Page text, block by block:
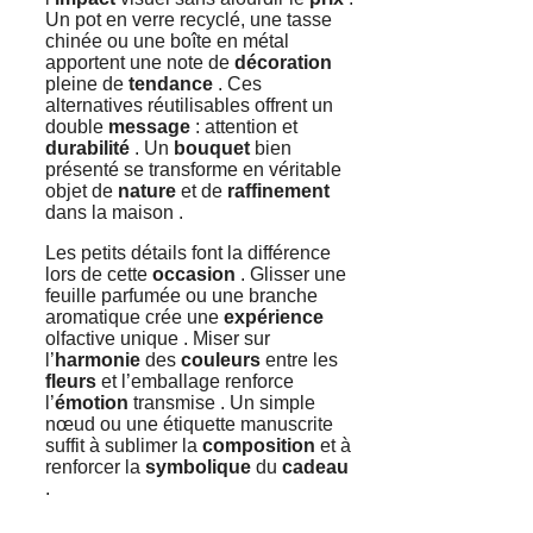
Un pot en verre recyclé, une tasse
chinée ou une boîte en métal
apportent une note de décoration
pleine de tendance . Ces
alternatives réutilisables offrent un
double message : attention et
durabilité . Un bouquet bien
présenté se transforme en véritable
objet de nature et de raffinement
dans la maison .
Les petits détails font la différence
lors de cette occasion . Glisser une
feuille parfumée ou une branche
aromatique crée une expérience
olfactive unique . Miser sur
l’ harmonie des couleurs entre les
fleurs et l’emballage renforce
l’émotion transmise . Un simple
nœud ou une étiquette manuscrite
suffit à sublimer la composition et à
renforcer la symbolique du cadeau
.